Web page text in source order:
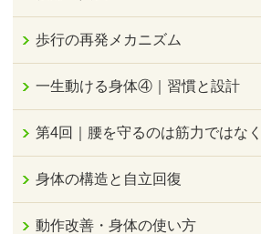
歩行の再発メカニズム
一生動ける身体④｜習慣と設計
第4回｜腰を守るのは筋力ではな
身体の構造と自立回復
動作改善・身体の使い方